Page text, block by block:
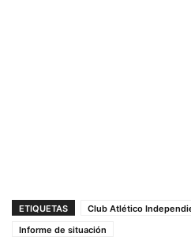
ETIQUETAS Club Atlético
Informe de situación